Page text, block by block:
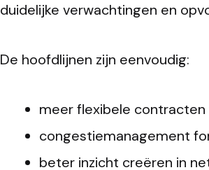
duidelijke verwachtingen en
De hoofdlijnen zijn eenvoudig:
meer flexibele contracten
congestiemanagement
beter inzicht creëren in